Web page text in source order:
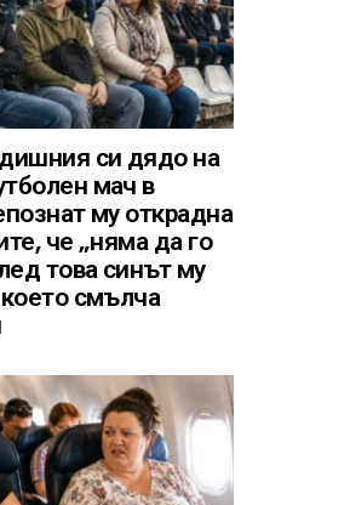
си дядо на
мач в
му открадна
че „няма да го
това синът му
смълча